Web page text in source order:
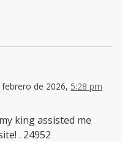
febrero de 2026, 5:28 pm
king assisted me
. 24952